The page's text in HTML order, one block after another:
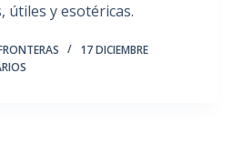
útiles y esotéricas.
17 DICIEMBRE